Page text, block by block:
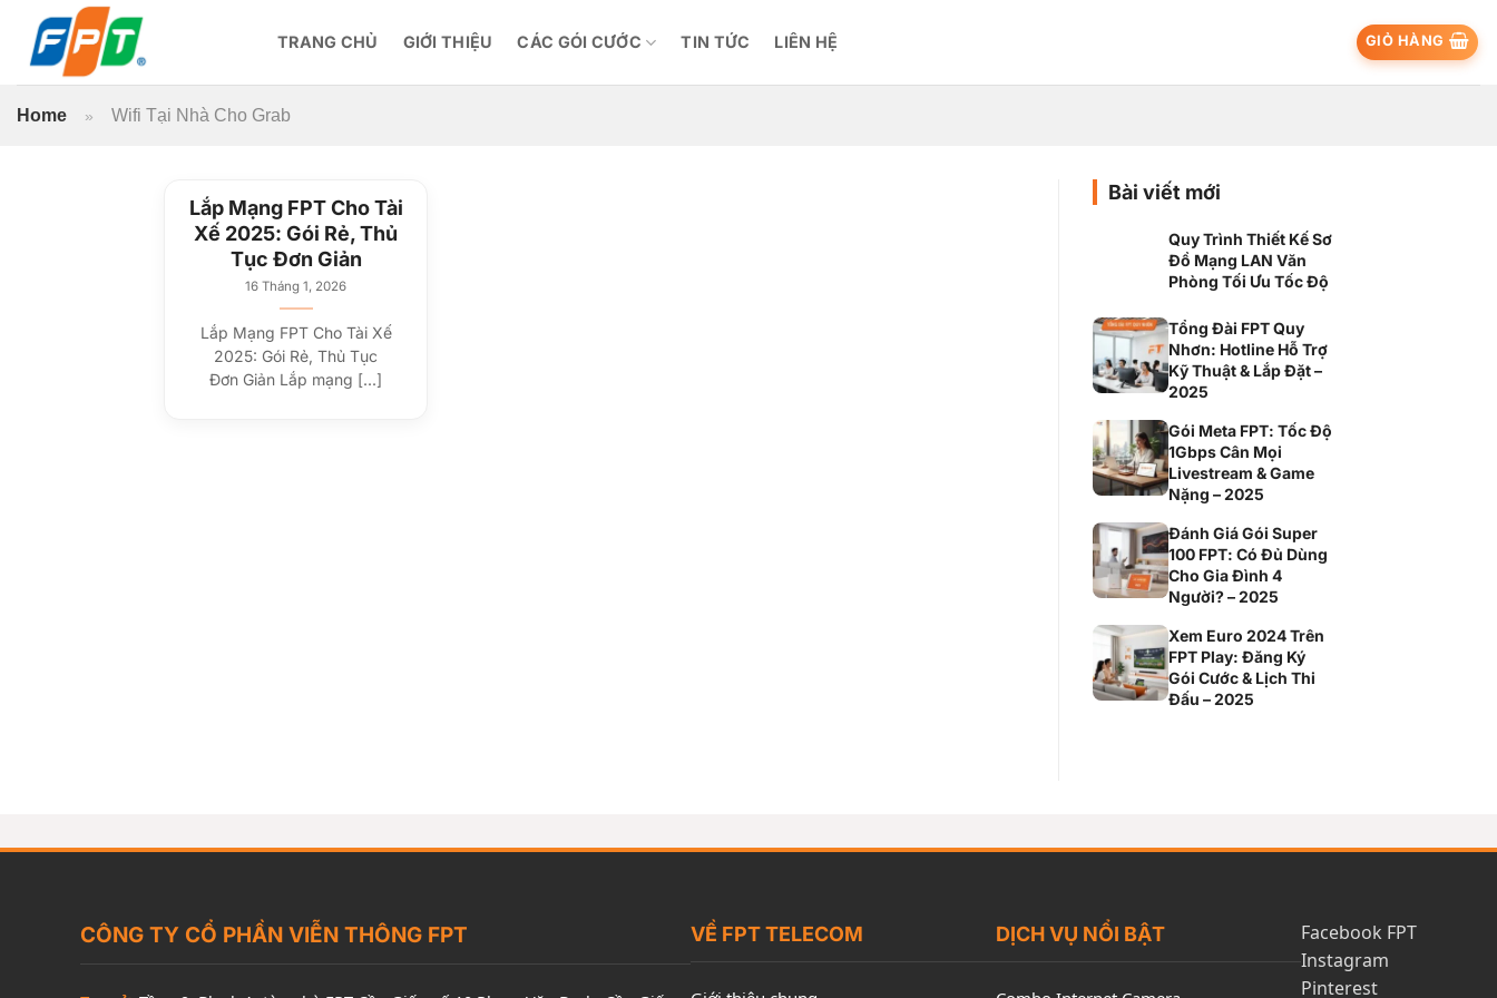
TRANG CHỦ GIỚI THIỆU CÁC GÓI CƯỚC TIN TỨC LIÊN HỆ GIỎ HÀNG
Home » Wifi Tại Nhà Cho Grab
Lắp Mạng FPT Cho Tài
Xế 2025: Gói Rẻ, Thủ
Tục Đơn Giản
16 Tháng 1, 2026
Lắp Mạng FPT Cho Tài Xế
2025: Gói Rẻ, Thủ Tục
Đơn Giản Lắp mạng [...]
Bài viết mới
Quy Trình Thiết Kế Sơ
Đồ Mạng LAN Văn
Phòng Tối Ưu Tốc Độ
Tổng Đài FPT Quy
Nhơn: Hotline Hỗ Trợ
Kỹ Thuật & Lắp Đặt –
2025
Gói Meta FPT: Tốc Độ
1Gbps Cân Mọi
Livestream & Game
Nặng – 2025
Đánh Giá Gói Super
100 FPT: Có Đủ Dùng
Cho Gia Đình 4
Người? – 2025
Xem Euro 2024 Trên
FPT Play: Đăng Ký
Gói Cước & Lịch Thi
Đấu – 2025
CÔNG TY CỔ PHẦN VIỄN THÔNG FPT VỀ FPT TELECOM DỊCH VỤ NỔI BẬT
Facebook FPT
Instagram
Pinterest